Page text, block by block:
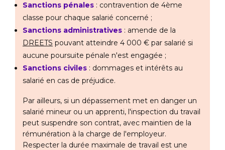
Sanctions pénales : contravention de 4ème
classe pour chaque salarié concerné ;
Sanctions administratives : amende de la
DREETS pouvant atteindre 4 000 € par salarié si
aucune poursuite pénale n'est engagée ;
Sanctions civiles : dommages et intérêts au
salarié en cas de préjudice.
Par ailleurs, si un dépassement met en danger un
salarié mineur ou un apprenti, l'inspection du travail
peut suspendre son contrat, avec maintien de la
rémunération à la charge de l'employeur.
Respecter la durée maximale de travail est une